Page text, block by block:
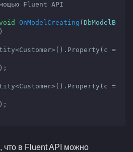
Fluent API
OnModelCreating ( DbModelB
что в Fluent API можно